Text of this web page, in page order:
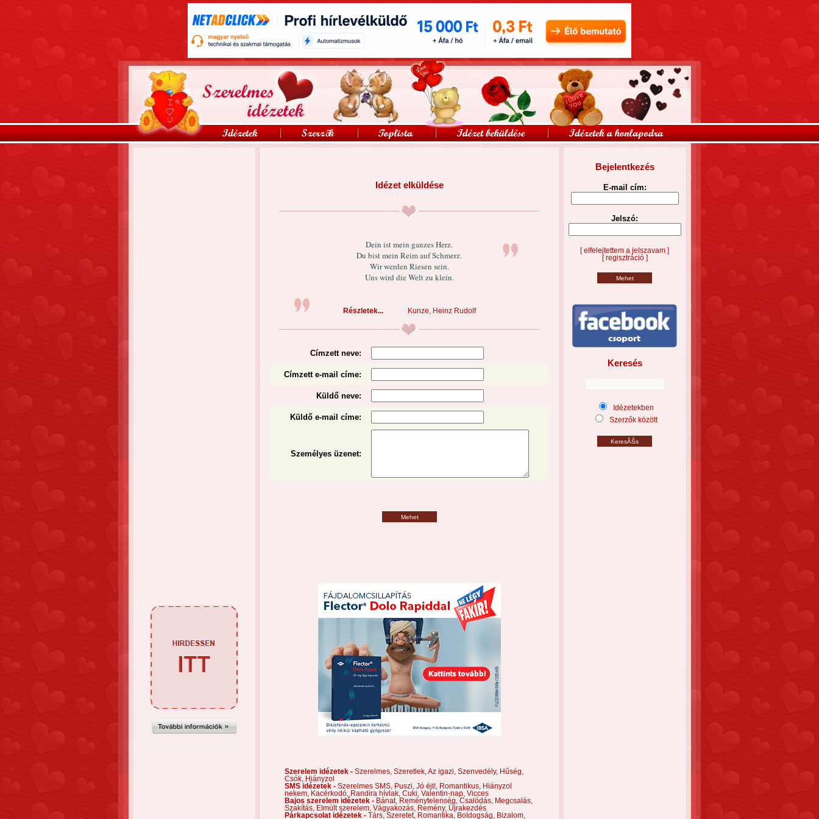
Idézet elküldése
Dein ist mein ganzes Herz.
Du bist mein Reim auf Schmerz.
Wir werden Riesen sein.
Uns wird die Welt zu klein.
Részletek... Kunze, Heinz Rudolf
Címzett neve:
Címzett e-mail címe:
Küldő neve:
Küldő e-mail címe:
Személyes üzenet:
Mehet
Szerelem idézetek - Szerelmes, Szeretlek, Az igazi, Szenvedély, Hűség,
Csók,
Hiányzol
SMS idézetek - Szerelmes SMS, Puszi, Jó éjt!, Romantikus,
Hiányzol
nekem,
Kacérkodó, Randira hívlak, Cuki, Valentin-nap, Vicces
Bajos szerelem idézetek - Bánat, Reménytelenség, Csalódás,
Megcsalás,
Szakítás,
Elmúlt szerelem, Vágyakozás, Remény, Újrakezdés
Párkapcsolat idézetek - Társ, Szeretet, Romantika, Boldogság, Bizalom,
Bejelentkezés
E-mail cím:
Jelszó:
[ elfelejtettem a jelszavam ]
[ regisztráció ]
Keresés
Idézetekben
Szerzők között